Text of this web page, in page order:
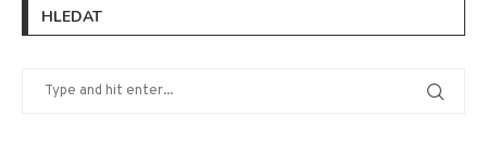
HLEDAT